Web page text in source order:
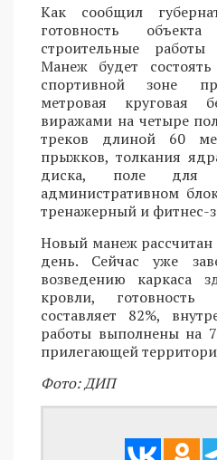
Как сообщил
готовность
строительные
Манеж будет
спортивной зоне
метровая круговая
виражами на четыре
треков длиной 60
прыжков, толкания
диска, поле для
административном
тренажерный и фитнес-
Новый манеж рассчитан
день. Сейчас уже
возведению каркаса
кровли, готовность
составляет 82%,
работы выполнены на
прилегающей
Фото: ДИП